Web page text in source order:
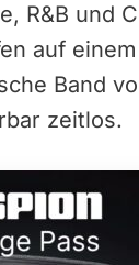
R&B
auf
Band
zeitlos.